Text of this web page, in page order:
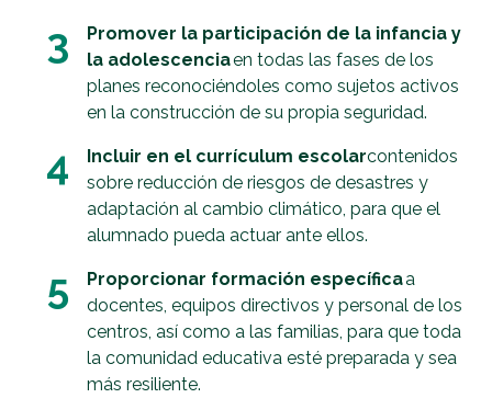
3
Promover la participación de la infancia y
la adolescenciaen todas las fases de los
planes reconociéndoles como sujetos activos
en la construcción de su propia seguridad.
4 Incluir en el currículum escolarcontenidos
sobre reducción de riesgos de desastres y
adaptación al cambio climático, para que el
alumnado pueda actuar ante ellos.
5 Proporcionar formación específicaa
docentes, equipos directivos y personal de los
centros, así como a las familias, para que toda
la comunidad educativa esté preparada y sea
más resiliente.